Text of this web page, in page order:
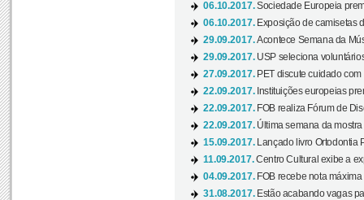
06.10.2017.Sociedade Europeia
06.10.2017. Exposição de camisetas
29.09.2017.Acontece Semana da
29.09.2017. USP seleciona
27.09.2017. PET discute cuidado
22.09.2017. Instituições europeias
22.09.2017. FOB realiza Fórum de
22.09.2017. Última semana da mostra
15.09.2017.
Lançado livro Ortodontia
11.09.2017.Centro Cultural exibe a
04.09.2017. FOB recebe nota
31.08.2017. Estão acabando vagas